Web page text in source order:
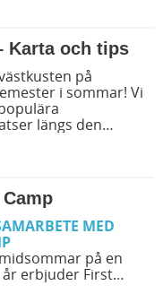
idag!
Karta och tips
i sommar! Vi
längs den
MED
på en
år erbjuder First